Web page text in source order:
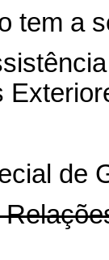
tem a
de